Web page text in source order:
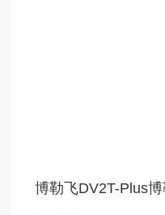
博勒飞DV2T-Plus